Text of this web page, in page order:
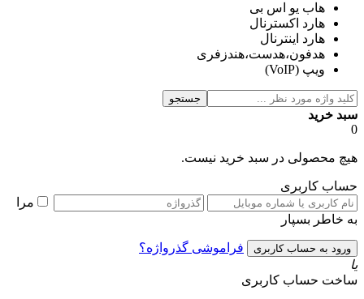
هاب یو اس بی
هارد اكسترنال
هارد اینترنال
هدفون،هدست،هندزفری
ویپ (VoIP)
جستجو
سبد خرید
0
هیچ محصولی در سبد خرید نیست.
حساب کاربری
مرا
به خاطر بسپار
فراموشی گذرواژه؟
یا
ساخت حساب کاربری